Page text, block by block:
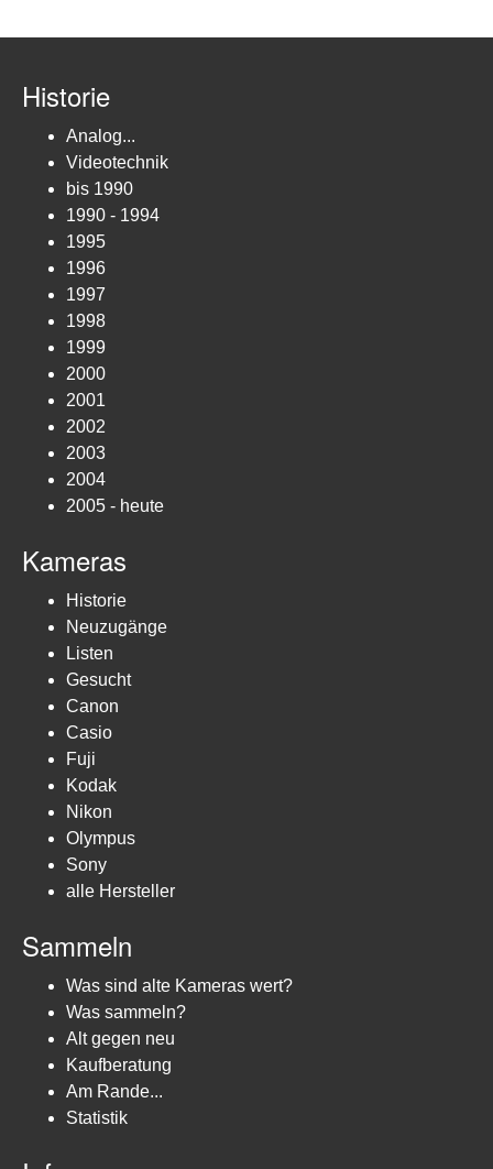
Historie
Analog...
Videotechnik
bis 1990
1990 - 1994
1995
1996
1997
1998
1999
2000
2001
2002
2003
2004
2005 - heute
Kameras
Historie
Neuzugänge
Listen
Gesucht
Canon
Casio
Fuji
Kodak
Nikon
Olympus
Sony
alle Hersteller
Sammeln
Was sind alte Kameras wert?
Was sammeln?
Alt gegen neu
Kaufberatung
Am Rande...
Statistik